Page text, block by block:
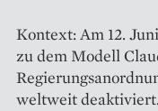
Kontext: Am 12.
zu dem Modell
weltweit deaktiviert.